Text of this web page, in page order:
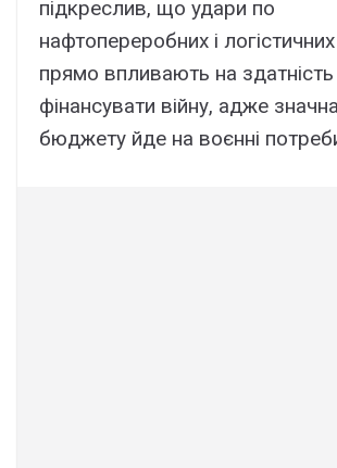
підкреслив, що удари по
нафтопереробних і
прямо впливають на
фінансувати війну, адже значна
бюджету йде на воєнні